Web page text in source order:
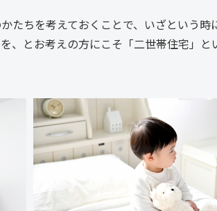
たちを考えておくことで、いざという時
、とお考えの方にこそ「二世帯住宅」と